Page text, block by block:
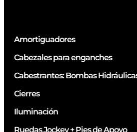
Amortiguadores
Cabezales para enganches
Cabestrantes: Bombas
Cierres
Iluminación
Ruedas Jockey + Pies de Apoyo